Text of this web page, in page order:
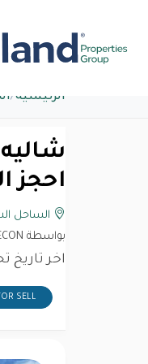
الرئيسية/
احجز
الساحل
بواسطة Saudi Egyptian Construction Company - SECON
اخر تاريخ
SELL